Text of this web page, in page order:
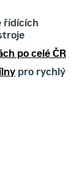
řídících
po celé ČR
pro rychlý